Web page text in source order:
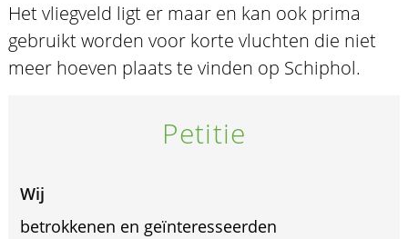
Het vliegveld ligt er maar en kan ook prima
gebruikt worden voor korte vluchten die niet
meer hoeven plaats te vinden op Schiphol.
Petitie
Wij
betrokkenen en geïnteresseerden